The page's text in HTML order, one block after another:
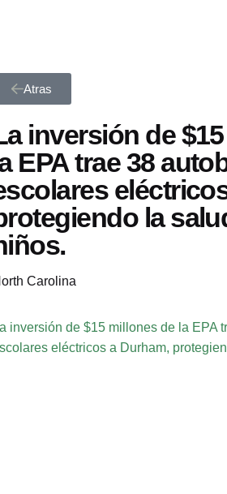
Atras
inversión de
EPA trae 38
la
Carolina
inversión de $15 millones de la EPA
eléctricos a Durham,